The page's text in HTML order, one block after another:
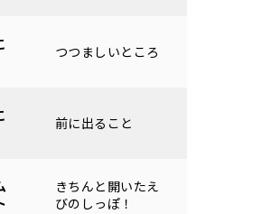
つつましいところ
前に出ること
きちんと開いたえ
びのしっぽ！